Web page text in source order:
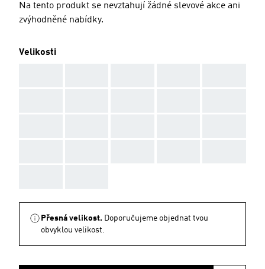
Na tento produkt se nevztahují žádné slevové akce ani
zvýhodněné nabídky.
Velikosti
Přesná velikost. Doporučujeme objednat tvou
obvyklou velikost.